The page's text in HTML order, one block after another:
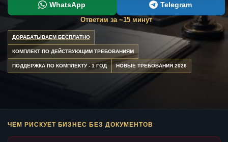
WhatsApp Telegram
Ответим за ~15 минут
ДОРАБАТЫВАЕМ БЕСПЛАТНО
КОМПЛЕКТ ПО ДЕЙСТВУЮЩИМ ТРЕБОВАНИЯМ
ПОДДЕРЖКА ПО КОМПЛЕКТУ - 1 ГОД НОВЫЕ ТРЕБОВАНИЯ 2026
ЧЕМ РИСКУЕТ БИЗНЕС БЕЗ ДОКУМЕНТОВ